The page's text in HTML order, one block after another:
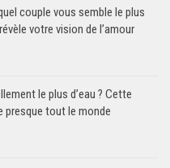
couple vous semble le plus
votre vision de l’amour
le plus d’eau ? Cette
presque tout le monde